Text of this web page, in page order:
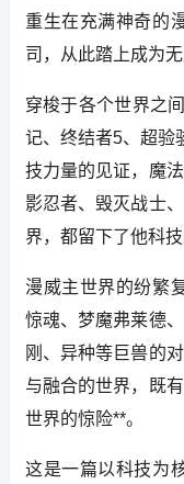
重生在充满神奇的
司，从此踏上成为
穿梭于各个世界之
记、终结者5、超验
技力量的见证，魔
影忍者、毁灭战士
界，都留下了他科技
漫威主世界的纷繁
惊魂、梦魔弗莱德
刚、异种等巨兽的
与融合的世界，既
世界的惊险**。
这是一篇以科技为